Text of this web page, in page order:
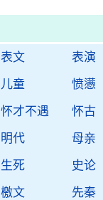
表文 表演
儿童 愤懑
怀才不遇 怀古
明代 母亲
生死 史论
檄文 先秦